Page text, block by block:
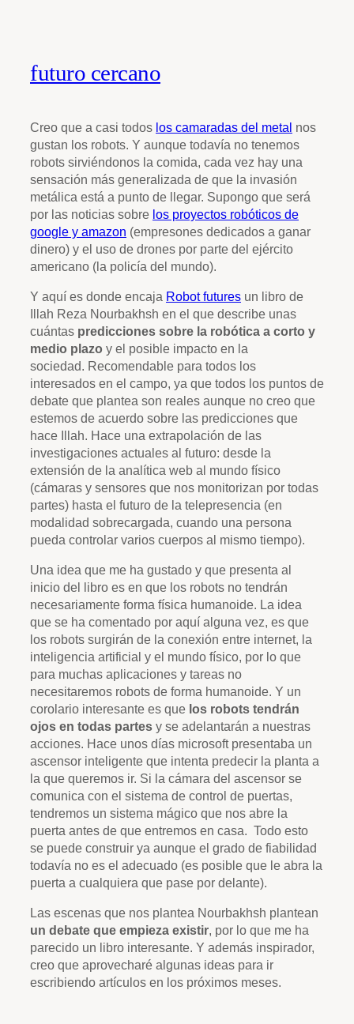
futuro cercano
Creo que a casi todos los camaradas del metal nos
gustan los robots. Y aunque todavía no tenemos
robots sirviéndonos la comida, cada vez hay una
sensación más generalizada de que la invasión
metálica está a punto de llegar. Supongo que será
por las noticias sobre los proyectos robóticos de
google y amazon (empresones dedicados a ganar
dinero) y el uso de drones por parte del ejército
americano (la policía del mundo).
Y aquí es donde encaja Robot futures un libro de
Illah Reza Nourbakhsh en el que describe unas
cuántas predicciones sobre la robótica a corto y
medio plazo y el posible impacto en la
sociedad. Recomendable para todos los
interesados en el campo, ya que todos los puntos de
debate que plantea son reales aunque no creo que
estemos de acuerdo sobre las predicciones que
hace Illah. Hace una extrapolación de las
investigaciones actuales al futuro: desde la
extensión de la analítica web al mundo físico
(cámaras y sensores que nos monitorizan por todas
partes) hasta el futuro de la telepresencia (en
modalidad sobrecargada, cuando una persona
pueda controlar varios cuerpos al mismo tiempo).
Una idea que me ha gustado y que presenta al
inicio del libro es en que los robots no tendrán
necesariamente forma física humanoide. La idea
que se ha comentado por aquí alguna vez, es que
los robots surgirán de la conexión entre internet, la
inteligencia artificial y el mundo físico, por lo que
para muchas aplicaciones y tareas no
necesitaremos robots de forma humanoide. Y un
corolario interesante es que los robots tendrán
ojos en todas partes y se adelantarán a nuestras
acciones. Hace unos días microsoft presentaba un
ascensor inteligente que intenta predecir la planta a
la que queremos ir. Si la cámara del ascensor se
comunica con el sistema de control de puertas,
tendremos un sistema mágico que nos abre la
puerta antes de que entremos en casa. Todo esto
se puede construir ya aunque el grado de fiabilidad
todavía no es el adecuado (es posible que le abra la
puerta a cualquiera que pase por delante).
Las escenas que nos plantea Nourbakhsh plantean
un debate que empieza existir, por lo que me ha
parecido un libro interesante. Y además inspirador,
creo que aprovecharé algunas ideas para ir
escribiendo artículos en los próximos meses.